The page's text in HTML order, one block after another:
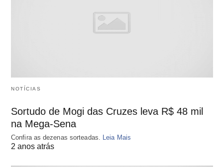
NOTÍCIAS
Sortudo de Mogi das Cruzes leva R$ 48 mil
na Mega-Sena
Confira as dezenas sorteadas. Leia Mais
2 anos atrás